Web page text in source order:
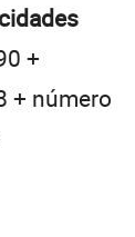
+
+ número